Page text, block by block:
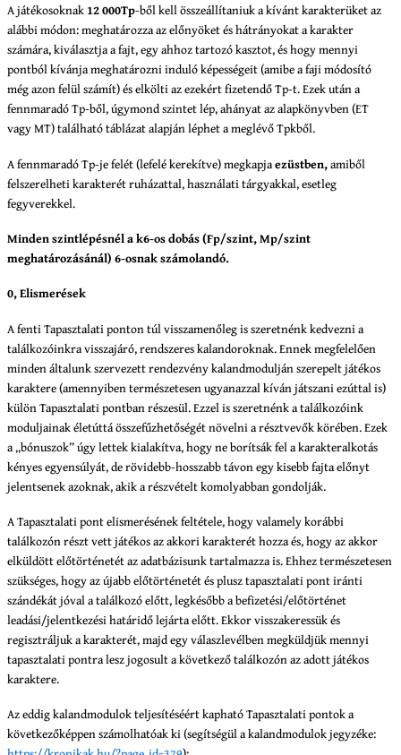
A játékosoknak 12 000Tp-ből kell összeállítaniuk a kívánt karakterüket az
alábbi módon: meghatározza az előnyöket és hátrányokat a karakter
számára, kiválasztja a fajt, egy ahhoz tartozó kasztot, és hogy mennyi
pontból kívánja meghatározni induló képességeit (amibe a faji módosító
még azon felül számít) és elkölti az ezekért fizetendő Tp-t. Ezek után a
fennmaradó Tp-ből, úgymond szintet lép, ahányat az alapkönyvben (ET
vagy MT) található táblázat alapján léphet a meglévő Tpkből.
A fennmaradó Tp-je felét (lefelé kerekítve) megkapjaezüstben,amiből
felszerelheti karakterét ruházattal, használati tárgyakkal, esetleg
fegyverekkel.
Minden szintlépésnél a k6-os dobás (Fp/szint, Mp/szint
meghatározásánál) 6-osnak számolandó.
0, Elismerések
A fenti Tapasztalati ponton túl visszamenőleg is szeretnénk kedvezni a
találkozóinkra visszajáró, rendszeres kalandoroknak. Ennek megfelelően
minden általunk szervezett rendezvény kalandmodulján szerepelt játékos
karaktere (amennyiben természetesen ugyanazzal kíván játszani ezúttal is)
külön Tapasztalati pontban részesül. Ezzel is szeretnénk a találkozóink
moduljainak életúttá összefűzhetőségét növelni a résztvevők körében. Ezek
a „bónuszok” úgy lettek kialakítva, hogy ne borítsák fel a karakteralkotás
kényes egyensúlyát, de rövidebb-hosszabb távon egy kisebb fajta előnyt
jelentsenek azoknak, akik a részvételt komolyabban gondolják.
A Tapasztalati pont elismerésének feltétele, hogy valamely korábbi
találkozón részt vett játékos az akkori karakterét hozza és, hogy az akkor
elküldött előtörténetét az adatbázisunk tartalmazza is. Ehhez természetesen
szükséges, hogy az újabb előtörténetét és plusz tapasztalati pont iránti
szándékát jóval a találkozó előtt, legkésőbb a befizetési/előtörténet
leadási/jelentkezési határidő lejárta előtt. Ekkor visszakeressük és
regisztráljuk a karakterét, majd egy válaszlevélben megküldjük mennyi
tapasztalati pontra lesz jogosult a következő találkozón az adott játékos
karaktere.
Az eddig kalandmodulok teljesítéséért kapható Tapasztalati pontok a
következőképpen számolhatóak ki (segítségül a kalandmodulok jegyzéke: